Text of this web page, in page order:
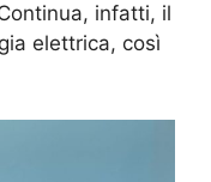
infatti, il
elettrica, così